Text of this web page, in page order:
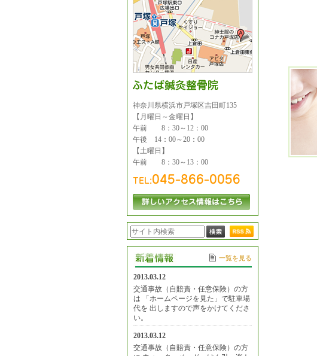
神奈川県横浜市戸塚区吉田町135
【月曜日～金曜日】
午前 8：30～12：00
午後 14：00～20：00
【土曜日】
午前 8：30～13：00
一覧を見る
2013.03.12
交通事故（自賠責・任意保険）の方
は 「ホームページを見た」で駐車場
代を 出しますので声をかけてくださ
い。
2013.03.12
交通事故（自賠責・任意保険）の方